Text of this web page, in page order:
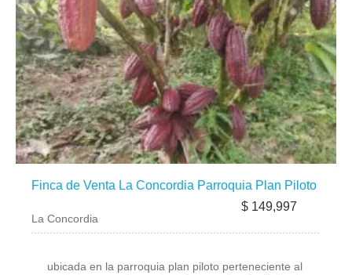
Finca de Venta La Concordia Parroquia Plan Piloto
$ 149,997
La Concordia
ubicada en la parroquia plan piloto perteneciente al